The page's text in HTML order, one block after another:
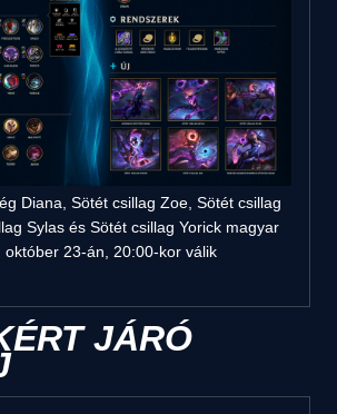
Diana, Sötét csillag Zoe, Sötét csillag
Sylas és Sötét csillag Yorick magyar
október 23-án, 20:00-kor válik
JÁRÓ